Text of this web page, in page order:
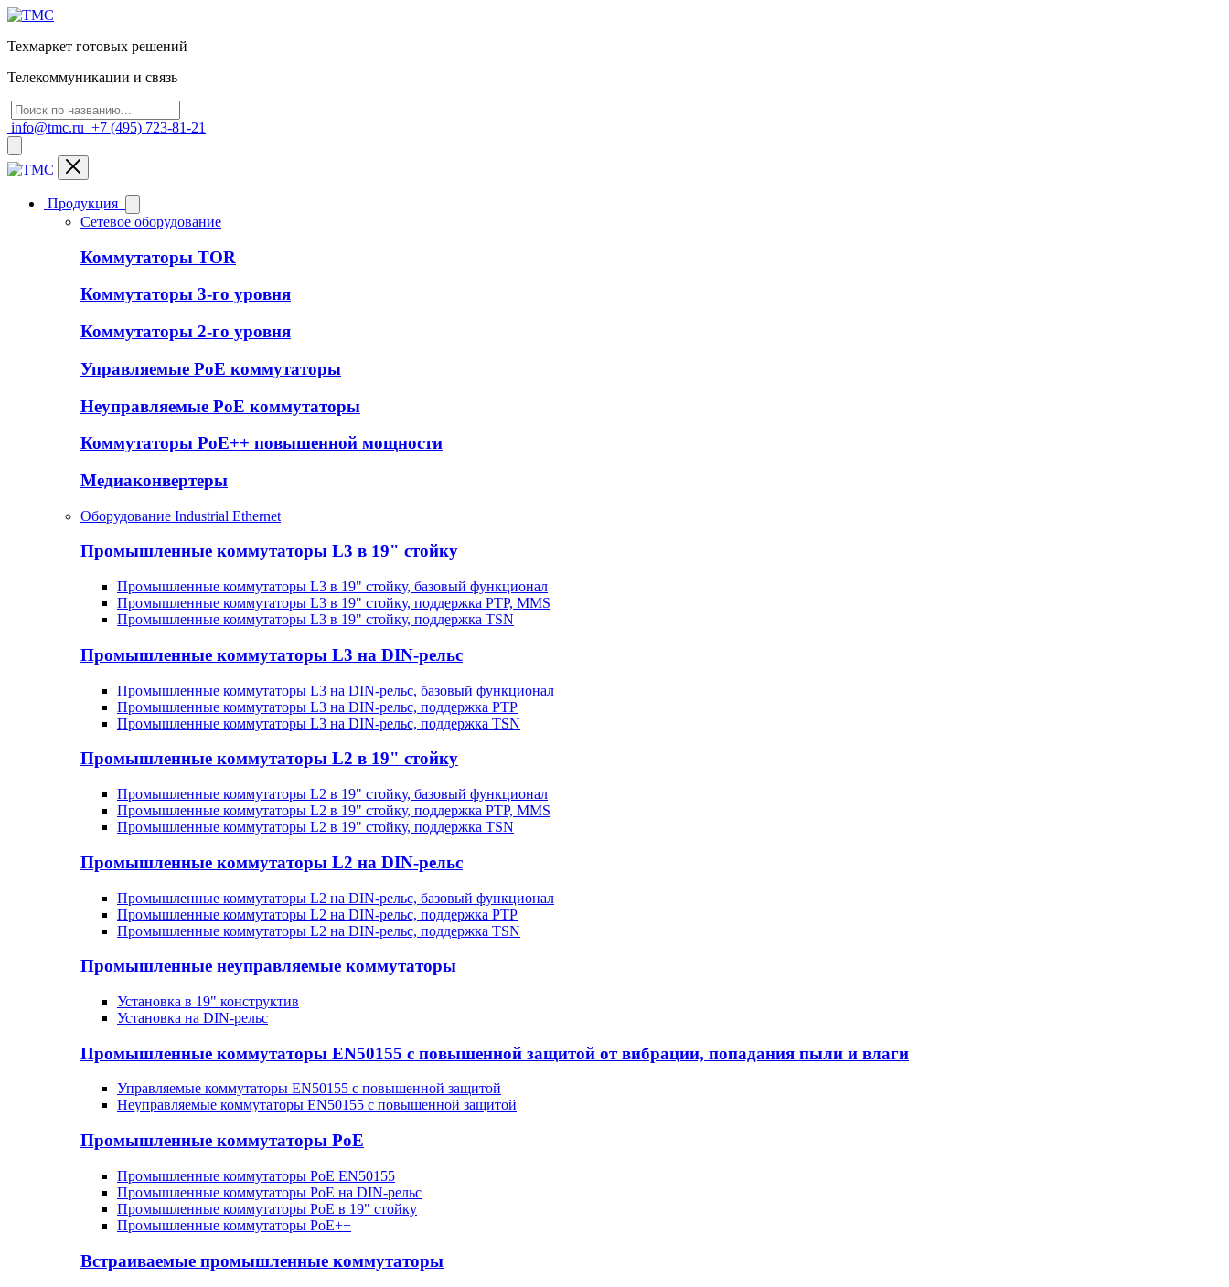
Техмаркет готовых решений
Телекоммуникации и связь
info@tmc.ru +7 (495) 723-81-21
Продукция
Сетевое оборудование
Коммутаторы TOR
Коммутаторы 3-го уровня
Коммутаторы 2-го уровня
Управляемые PoE коммутаторы
Неуправляемые PoE коммутаторы
Коммутаторы PoE++ повышенной мощности
Медиаконвертеры
Оборудование Industrial Ethernet
Промышленные коммутаторы L3 в 19" стойку
Промышленные коммутаторы L3 в 19" стойку, базовый функционал
Промышленные коммутаторы L3 в 19" стойку, поддержка PTP, MMS
Промышленные коммутаторы L3 в 19" стойку, поддержка TSN
Промышленные коммутаторы L3 на DIN-рельс
Промышленные коммутаторы L3 на DIN-рельс, базовый функционал
Промышленные коммутаторы L3 на DIN-рельс, поддержка PTP
Промышленные коммутаторы L3 на DIN-рельс, поддержка TSN
Промышленные коммутаторы L2 в 19" стойку
Промышленные коммутаторы L2 в 19" стойку, базовый функционал
Промышленные коммутаторы L2 в 19" стойку, поддержка PTP, MMS
Промышленные коммутаторы L2 в 19" стойку, поддержка TSN
Промышленные коммутаторы L2 на DIN-рельс
Промышленные коммутаторы L2 на DIN-рельс, базовый функционал
Промышленные коммутаторы L2 на DIN-рельс, поддержка PTP
Промышленные коммутаторы L2 на DIN-рельс, поддержка TSN
Промышленные неуправляемые коммутаторы
Установка в 19" конструктив
Установка на DIN-рельс
Промышленные коммутаторы EN50155 с повышенной защитой от вибрации, попадания пыли и влаги
Управляемые коммутаторы EN50155 с повышенной защитой
Неуправляемые коммутаторы EN50155 с повышенной защитой
Промышленные коммутаторы PoE
Промышленные коммутаторы PoE EN50155
Промышленные коммутаторы PoE на DIN-рельс
Промышленные коммутаторы PoE в 19" стойку
Промышленные коммутаторы PoE++
Встраиваемые промышленные коммутаторы